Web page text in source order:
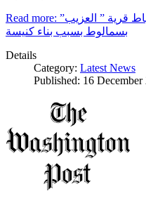
Read more: اعتداءات على أقباط قرية ” العزيب”
بسمالوط بسبب بناء كنيسة
Details
Category: Latest News
Published: 16 December